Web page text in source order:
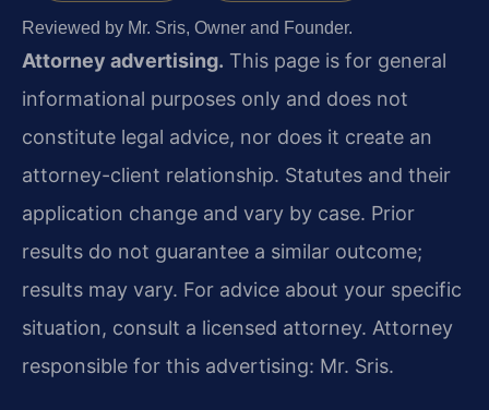
Reviewed by Mr. Sris, Owner and Founder.
Attorney advertising. This page is for general
informational purposes only and does not
constitute legal advice, nor does it create an
attorney-client relationship. Statutes and their
application change and vary by case. Prior
results do not guarantee a similar outcome;
results may vary. For advice about your specific
situation, consult a licensed attorney. Attorney
responsible for this advertising: Mr. Sris.